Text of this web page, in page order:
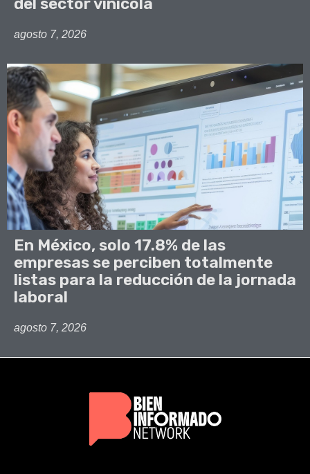
agosto 7, 2026
En México, solo 17.8% de las
empresas se perciben totalmente
listas para la reducción de la jornada
laboral
agosto 7, 2026